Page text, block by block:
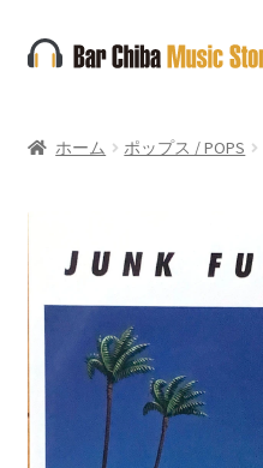
ナ
ビ
ー
キ
ッ
プ
コ
ン
ン
プ
ホーム ポップス / POPS